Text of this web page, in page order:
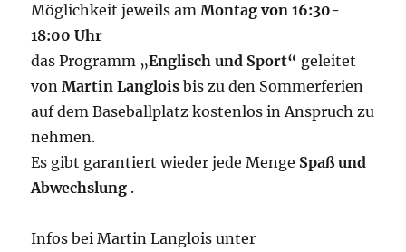
Möglichkeit jeweils amMontag von 16:30-
18:00 Uhr
das Programm „Englisch und Sport“ geleitet
vonMartin Langloisbis zu den Sommerferien
auf dem Baseballplatz kostenlos in Anspruch zu
nehmen.
Es gibt garantiert wieder jede Menge Spaß und
Abwechslung .
Infos bei Martin Langlois unter